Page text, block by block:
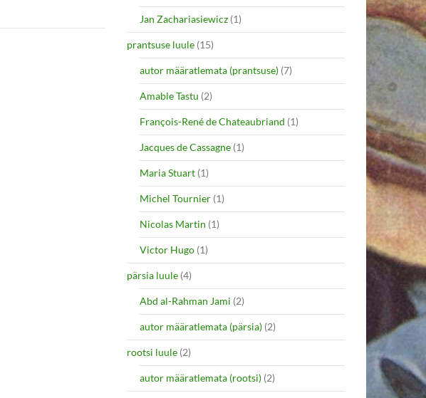
Jan Zachariasiewicz (1)
prantsuse luule (15)
autor määratlemata (prantsuse) (7)
Amable Tastu (2)
François-René de Chateaubriand (1)
Jacques de Cassagne (1)
Maria Stuart (1)
Michel Tournier (1)
Nicolas Martin (1)
Victor Hugo (1)
pärsia luule (4)
Abd al-Rahman Jami (2)
autor määratlemata (pärsia) (2)
rootsi luule (2)
autor määratlemata (rootsi) (2)